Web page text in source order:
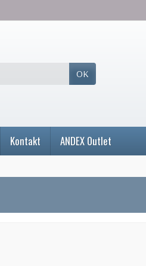
OK
Kontakt ANDEX Outlet